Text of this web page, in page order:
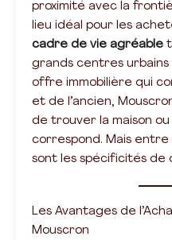
proximité avec la
lieu idéal pour les
cadre de vie agréable
grands centres urbains
offre immobilière qui
et de l’ancien,
de trouver la maison
correspond. Mais entre
sont les spécificités de
Les Avantages de
Mouscron